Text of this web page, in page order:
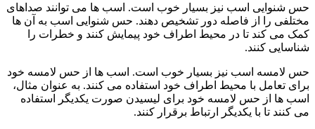
حس شنوایی اسب نیز بسیار خوب است. اسب ها می توانند صداهای
مختلفی را از فاصله دور تشخیص دهند. حس شنوایی اسب به آن ها
کمک می کند تا در محیط اطراف خود پیمایش کنند و خطرات را
شناسایی کنند.
حس لامسه اسب نیز بسیار خوب است. اسب ها از حس لامسه خود
برای تعامل با محیط اطراف خود استفاده می کنند. به عنوان مثال،
اسب ها از حس لامسه خود برای لیسیدن صورت یکدیگر استفاده
می کنند تا با یکدیگر ارتباط برقرار کنند.